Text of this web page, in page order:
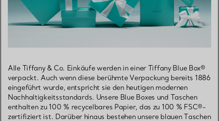
Alle Tiffany & Co. Einkäufe werden in einer Tiffany Blue Box®
verpackt. Auch wenn diese berühmte Verpackung bereits 1886
eingeführt wurde, entspricht sie den heutigen modernen
Nachhaltigkeitsstandards. Unsere Blue Boxes und Taschen
enthalten zu 100 % recycelbares Papier, das zu 100 % FSC®-
zertifiziert ist. Darüber hinaus bestehen unsere blauen Taschen